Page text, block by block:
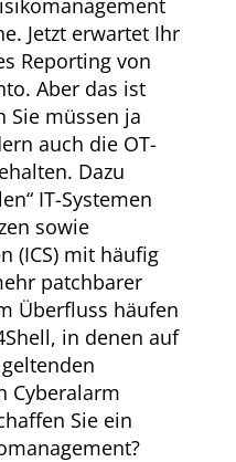
Jetzt erwartet Ihr
Reporting von
Aber das ist
Sie müssen ja
auch die OT-
Dazu
IT-Systemen
sowie
(ICS) mit häufig
patchbarer
Überfluss häufen
in denen auf
Cyberalarm
Sie ein